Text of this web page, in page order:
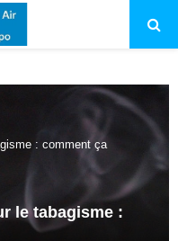
: comment ça
le tabagisme :